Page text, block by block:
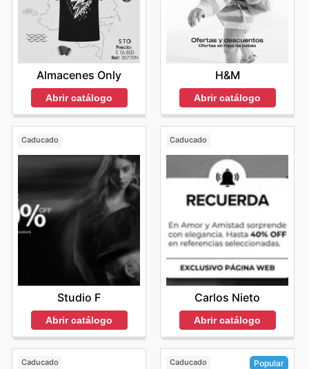
Almacenes Only
Abrir catálogo
H&M
Abrir catálogo
Caducado
Studio F
Abrir catálogo
Caducado
Carlos Nieto
Abrir catálogo
Caducado Caducado Popular